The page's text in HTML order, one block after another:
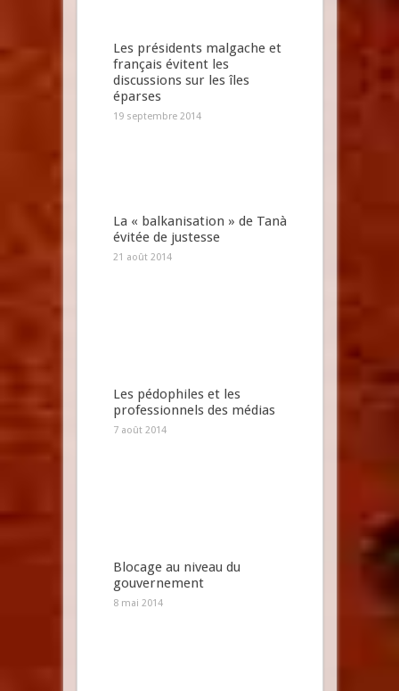
Les présidents malgache et
français évitent les
discussions sur les îles
éparses
19 septembre 2014
La « balkanisation » de Tanà
évitée de justesse
21 août 2014
Les pédophiles et les
professionnels des médias
7 août 2014
Blocage au niveau du
gouvernement
8 mai 2014